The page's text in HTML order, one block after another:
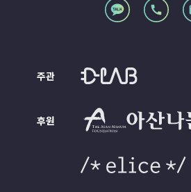
주관
후원